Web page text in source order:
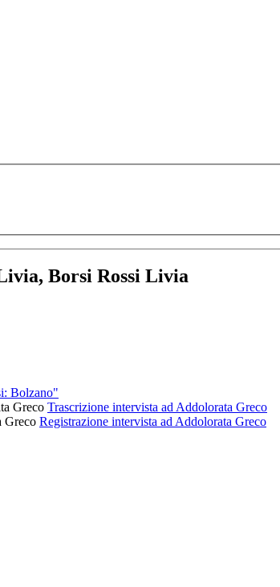
Borsi Rossi Livia
Bolzano"
Trascrizione intervista ad Addolorata Greco
Registrazione intervista ad Addolorata Greco